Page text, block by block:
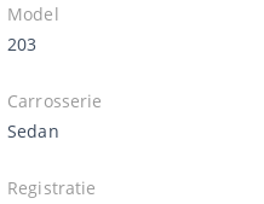
Model
203
Carrosserie
Sedan
Registratie